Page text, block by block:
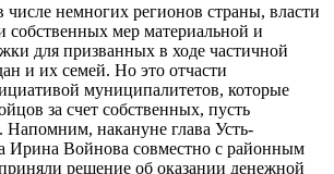
числе немногих регионов страны, власти
собственных мер материальной и
для призванных в ходе частичной
и их семей. Но это отчасти
муниципалитетов, которые
за счет собственных, пусть
Напомним, накануне глава Усть-
Ирина Войнова совместно с районным
решение об оказании денежной